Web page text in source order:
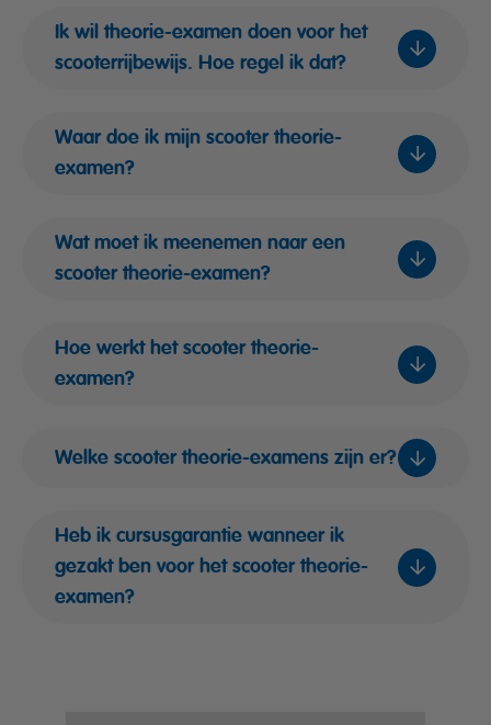
Ik wil theorie-examen doen voor het
scooterrijbewijs. Hoe regel ik dat?
Waar doe ik mijn scooter theorie-
examen?
Wat moet ik meenemen naar een
scooter theorie-examen?
Hoe werkt het scooter theorie-
examen?
Afname: Je neemt plaats in een
examenzaal achter een touchscreen en
Welke scooter theorie-examens zijn er?
Heb ik cursusgarantie wanneer ik
gezakt ben voor het scooter theorie-
examen?